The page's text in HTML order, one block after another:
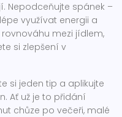
Nepodceňujte spánek –
využívat energii a
mezi jídlem,
si zlepšení v
si jeden tip a aplikujte
Ať už je to přidání
chůze po večeři, malé